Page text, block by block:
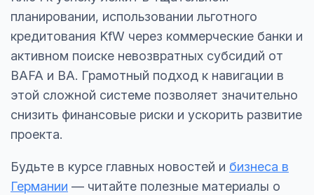
планировании, использовании льготного
кредитования KfW через коммерческие банки и
активном поиске невозвратных субсидий от
BAFA и BA. Грамотный подход к навигации в
этой сложной системе позволяет значительно
снизить финансовые риски и ускорить развитие
проекта.
Будьте в курсе главных новостей и бизнеса в
Германии — читайте полезные материалы о